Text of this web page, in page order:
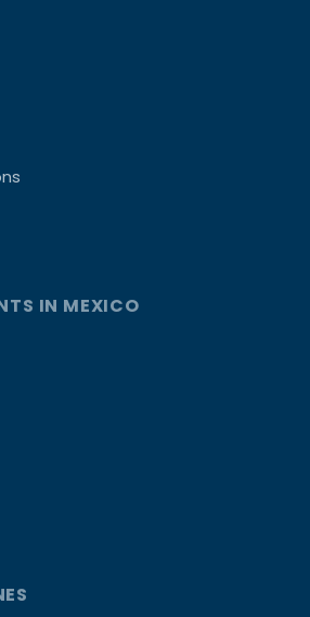
IN MEXICO